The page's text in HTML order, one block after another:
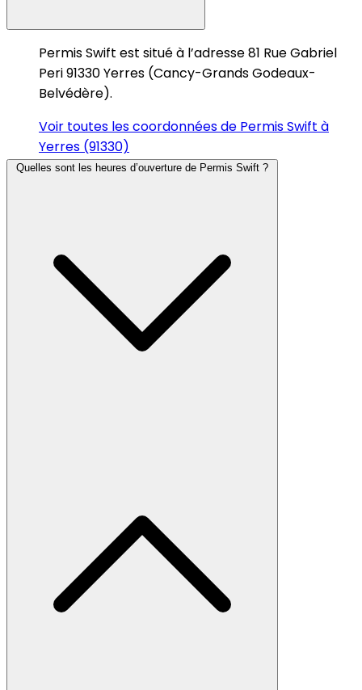
Permis Swift est situé à l’adresse 81 Rue Gabriel
Peri 91330 Yerres (Cancy-Grands Godeaux-
Belvédère).
Voir toutes les coordonnées de Permis Swift à
Yerres (91330)
Quelles sont les heures d’ouverture de Permis Swift ?